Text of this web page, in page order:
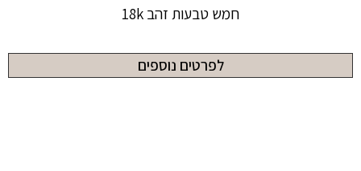
חמש טבעות זהב 18k
לפרטים נוספים